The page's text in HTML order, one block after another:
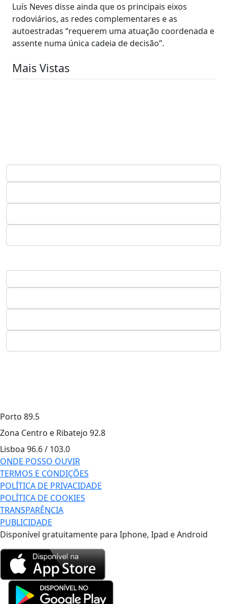
Luís Neves disse ainda que os principais eixos
rodoviários, as redes complementares e as
autoestradas “requerem uma atuação coordenada e
assente numa única cadeia de decisão”.
Mais Vistas
Porto 89.5
Zona Centro e Ribatejo 92.8
Lisboa 96.6 / 103.0
ONDE POSSO OUVIR
TERMOS E CONDIÇÕES
POLÍTICA DE PRIVACIDADE
POLÍTICA DE COOKIES
TRANSPARÊNCIA
PUBLICIDADE
Disponível gratuitamente para Iphone, Ipad e Android